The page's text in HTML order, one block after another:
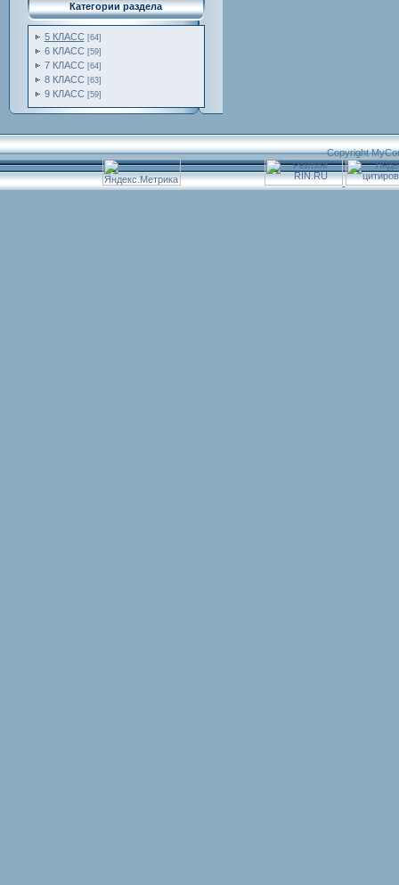
Категории раздела
5 КЛАСС [64]
6 КЛАСС [59]
7 КЛАСС [64]
8 КЛАСС [63]
9 КЛАСС [59]
Copyright